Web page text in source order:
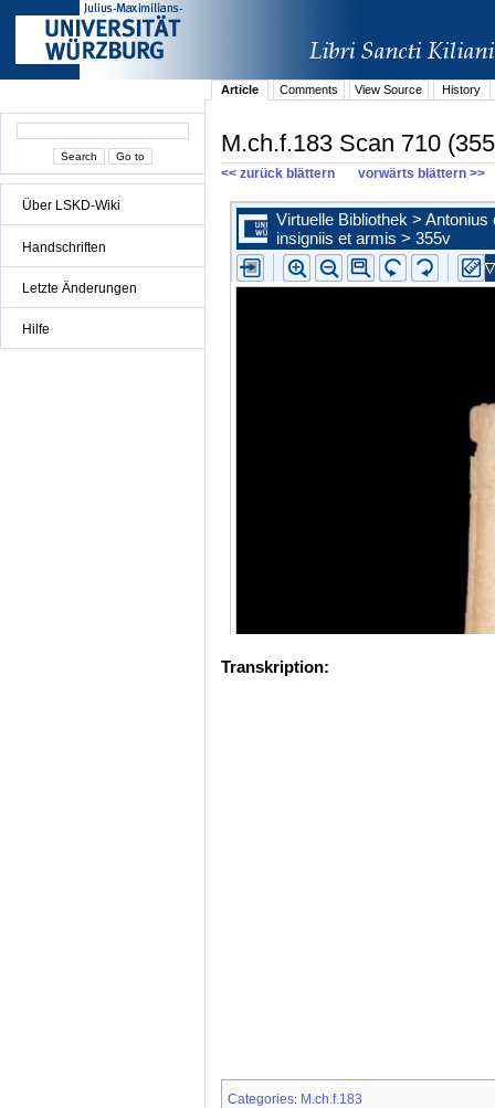
Über LSKD-Wiki
Handschriften
Letzte Änderungen
Hilfe
Article Comments View Source History
M.ch.f.183 Scan 710
<< zurück blättern vorwärts blättern >>
Transkription:
Categories: M.ch.f.183